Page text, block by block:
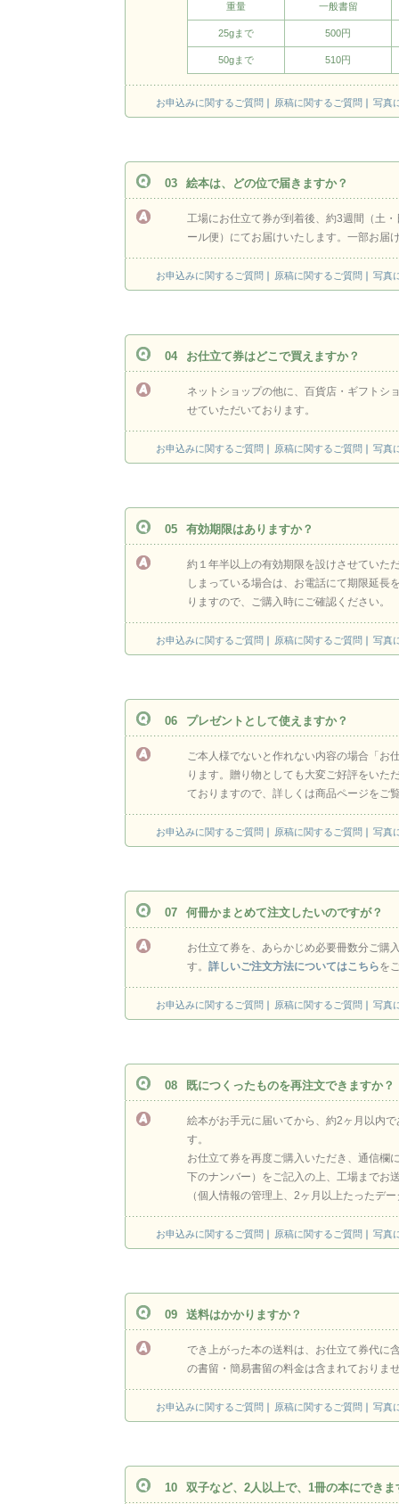
重量 一般書留
25gまで 500円
50gまで 510円
お申込みに関するご質問 原稿に関するご質問 写真
03 絵本は、どの位で届きますか？
工場にお仕立て券が到着後、約3週間（土
ール便）にてお届けいたします。一部お届
お申込みに関するご質問 原稿に関するご質問 写真
04 お仕立て券はどこで買えますか？
ネットショップの他に、百貨店・ギフトシ
せていただいております。
お申込みに関するご質問 原稿に関するご質問 写真
05 有効期限はありますか？
約１年半以上の有効期限を設けさせていた
しまっている場合は、お電話にて期限延長
りますので、ご購入時にご確認ください。
お申込みに関するご質問 原稿に関するご質問 写真
06 プレゼントとして使えますか？
ご本人様でないと作れない内容の場合「お
ります。贈り物としても大変ご好評をいた
ておりますので、詳しくは商品ページをご
お申込みに関するご質問 原稿に関するご質問 写真
07 何冊かまとめて注文したいのですが？
お仕立て券を、あらかじめ必要冊数分ご購
す。 詳しいご注文方法についてはこちらを
お申込みに関するご質問 原稿に関するご質問 写真
08 既につくったものを再注文できますか？
絵本がお手元に届いてから、約2ヶ月以内
す。
お仕立て券を再度ご購入いただき、通信欄
下のナンバー）をご記入の上、工場までお
（個人情報の管理上、2ヶ月以上たったデ
お申込みに関するご質問 原稿に関するご質問 写真
09 送料はかかりますか？
でき上がった本の送料は、お仕立て券代に
の書留・簡易書留の料金は含まれておりま
お申込みに関するご質問 原稿に関するご質問 写真
10 双子など、2人以上で、1冊の本にできま